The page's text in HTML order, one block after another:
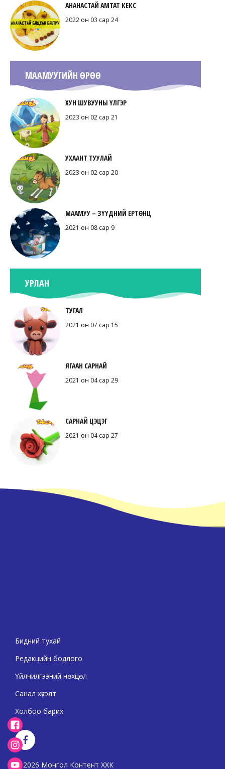
АНАНАСТАЙ АМТАТ КЕКС
2022 он 03 сар 24
МААМУУГИЙН ӨРӨӨ
ХУН ШУВУУНЫ ҮЛГЭР
2023 он 02 сар 21
УХААНТ ТУУЛАЙ
2023 он 02 сар 20
МААМУУ – ЗҮҮДНИЙ ЕРТӨНЦ
2021 он 08 сар 9
УРЛАН
ТУГАЛ
2021 он 07 сар 15
ЯГААН САРНАЙ
2021 он 04 сар 29
САРНАЙ ЦЭЦЭГ
2021 он 04 сар 27
Бидний тухай
Редакцийн бодлого
Үйлчилгээний нөхцөл
Санал хүсэлт
Холбоо барих
2026 Монгол Контент ХХК